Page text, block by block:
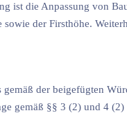
ist die Anpassung von
sowie der Firsthöhe.
gemäß der beigefügten
gemäß §§ 3 (2) und 4 (2)